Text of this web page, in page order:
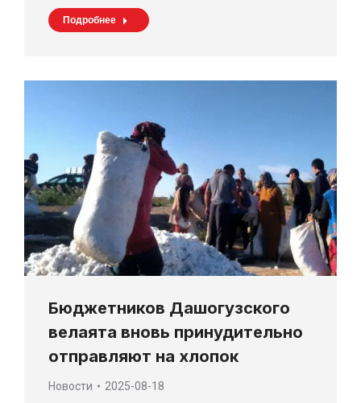
Подробнее
Бюджетников Дашогузского
велаята вновь принудительно
отправляют на хлопок
Новости 2025-08-18